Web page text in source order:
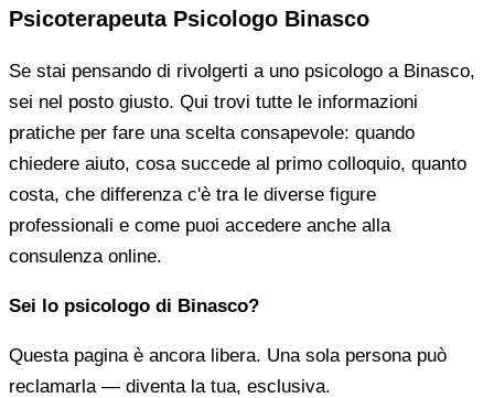
Psicoterapeuta Psicologo Binasco
Se stai pensando di rivolgerti a uno psicologo a Binasco,
sei nel posto giusto. Qui trovi tutte le informazioni
pratiche per fare una scelta consapevole: quando
chiedere aiuto, cosa succede al primo colloquio, quanto
costa, che differenza c'è tra le diverse figure
professionali e come puoi accedere anche alla
consulenza online.
Sei lo psicologo di Binasco?
Questa pagina è ancora libera. Una sola persona può
reclamarla — diventa la tua, esclusiva.